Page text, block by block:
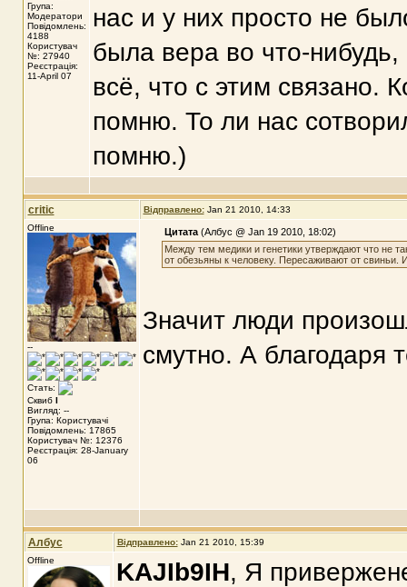
Група:
Модератори
Повідомлень:
4188
Користувач
№: 27940
Реєстрація:
11-April 07
нас и у них просто не
была вера во что-
всё, что с этим связано.
помню. То ли нас
помню.)
critic Відправлено: Jan 21 2010, 14:33
Offline
--
Стать:
Сквиб I
Вигляд: --
Група: Користувачі
Повідомлень: 17865
Користувач №: 12376
Реєстрація: 28-January
06
Цитата(Албус @ Jan 19 2010, 18:02)
Между тем медики и генетики утверждают что не
от обезьяны к человеку. Пересаживают от свиньи.
Значит люди
смутно. А благодаря
Албус Відправлено: Jan 21 2010, 15:39
Offline
KAJIb9IH, Я